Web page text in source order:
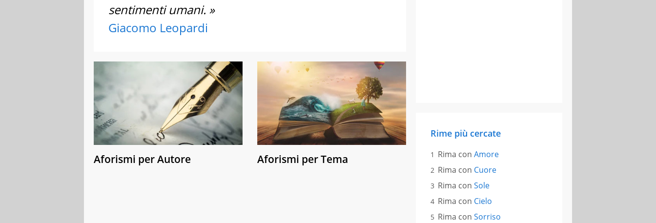
sentimenti umani. »
Giacomo Leopardi
Aforismi per Autore Aforismi per Tema
Rime più cercate
Rima con Amore
Rima con Cuore
Rima con Sole
Rima con Cielo
Rima con Sorriso